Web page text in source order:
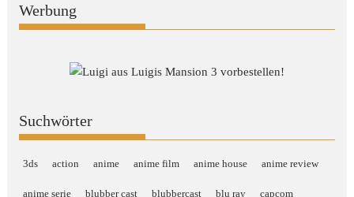
Werbung
Suchwörter
3ds action anime anime film anime house anime review
anime serie blubber cast blubbercast blu ray capcom